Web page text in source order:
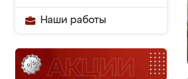
Наши работы